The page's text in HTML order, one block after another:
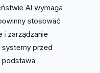
AI wymaga
stosować
i zarządzanie
systemy przed